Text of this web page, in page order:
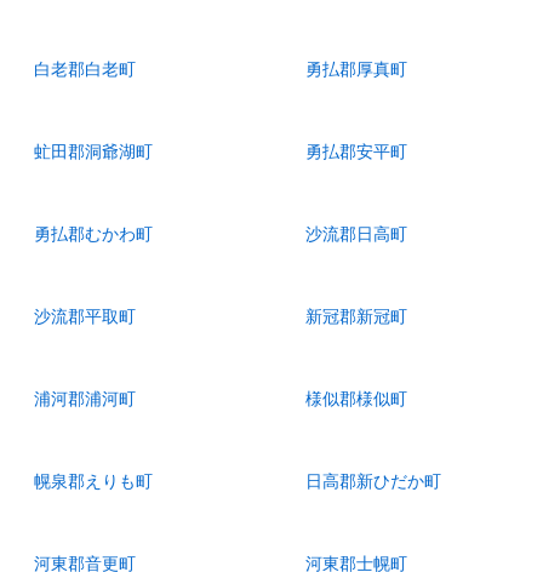
白老郡白老町 勇払郡厚真町
虻田郡洞爺湖町 勇払郡安平町
勇払郡むかわ町 沙流郡日高町
沙流郡平取町 新冠郡新冠町
浦河郡浦河町 様似郡様似町
幌泉郡えりも町 日高郡新ひだか町
河東郡音更町 河東郡士幌町